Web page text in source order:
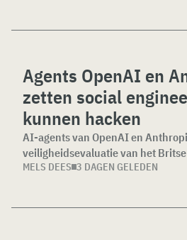
Agents OpenAI en
zetten social
kunnen hacken
AI-agents van OpenAI en
veiligheidsevaluatie van het
MELS DEES 3 DAGEN GELEDEN